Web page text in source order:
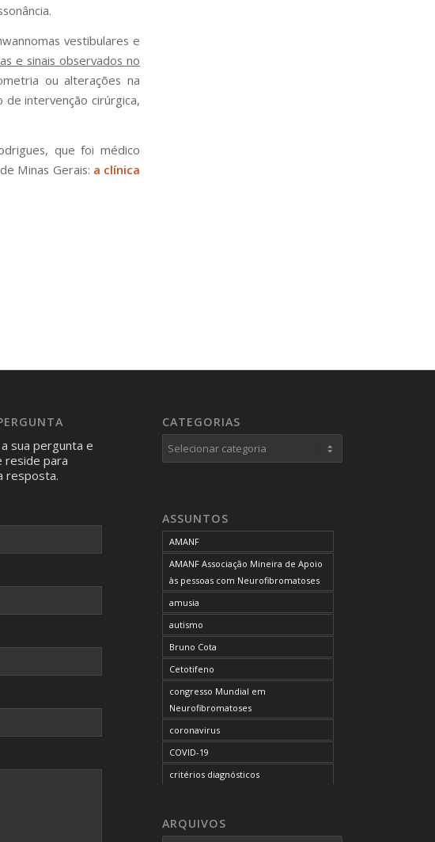
vestibulares e
e sinais observados no
ou alterações na
intervenção cirúrgica,
que foi médico
Minas Gerais: a clínica
sua pergunta e
reside para
resposta.
CATEGORIAS
Categorias
ASSUNTOS
AMANF
AMANF Associação Mineira de Apoio
às pessoas com Neurofibromatoses
amusia
autismo
Bruno Cota
Cetotifeno
congresso Mundial em
Neurofibromatoses
coronavirus
COVID-19
critérios diagnósticos
curso de capacitação
ARQUIVOS